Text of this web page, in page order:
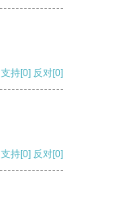
支持[0] 反对[0]
支持[0] 反对[0]